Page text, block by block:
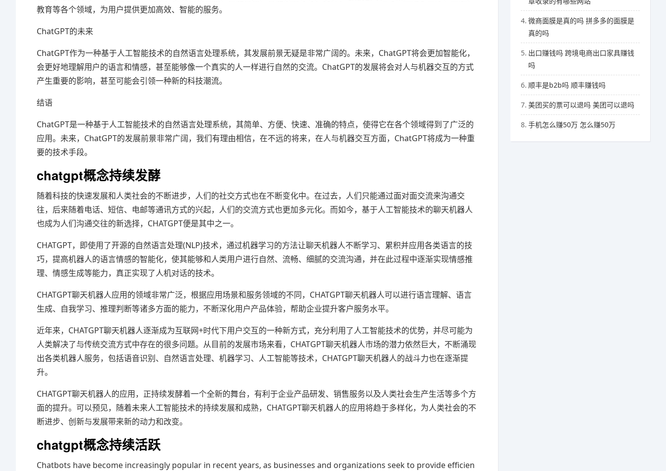
教育等各个领域，为用户提供更加高效、智能的服务。
ChatGPT的未来
ChatGPT作为一种基于人工智能技术的自然语言处理系统，其发展前景无疑是非常广阔的。未来，ChatGPT将会更加智能化，
会更好地理解用户的语言和情感，甚至能够像一个真实的人一样进行自然的交流。ChatGPT的发展将会对人与机器交互的方式
产生重要的影响，甚至可能会引领一种新的科技潮流。
结语
ChatGPT是一种基于人工智能技术的自然语言处理系统，其简单、方便、快速、准确的特点，使得它在各个领域得到了广泛的
应用。未来，ChatGPT的发展前景非常广阔，我们有理由相信，在不远的将来，在人与机器交互方面，ChatGPT将成为一种重
要的技术手段。
chatgpt概念持续发酵
随着科技的快速发展和人类社会的不断进步，人们的社交方式也在不断变化中。在过去，人们只能通过面对面交流来沟通交
往，后来随着电话、短信、电邮等通讯方式的兴起，人们的交流方式也更加多元化。而如今，基于人工智能技术的聊天机器人
也成为人们沟通交往的新选择，CHATGPT便是其中之一。
CHATGPT，即使用了开源的自然语言处理(NLP)技术，通过机器学习的方法让聊天机器人不断学习、累积并应用各类语言的技
巧，提高机器人的语言情感的智能化，使其能够和人类用户进行自然、流畅、细腻的交流沟通，并在此过程中逐渐实现情感推
理、情感生成等能力，真正实现了人机对话的技术。
CHATGPT聊天机器人应用的领域非常广泛，根据应用场景和服务领域的不同，CHATGPT聊天机器人可以进行语言理解、语言
生成、自我学习、推理判断等诸多方面的能力，不断深化用户产品体验，帮助企业提升客户服务水平。
近年来，CHATGPT聊天机器人逐渐成为互联网+时代下用户交互的一种新方式，充分利用了人工智能技术的优势，并尽可能为
人类解决了与传统交流方式中存在的很多问题。从目前的发展市场来看，CHATGPT聊天机器人市场的潜力依然巨大，不断涌现
出各类机器人服务，包括语音识别、自然语言处理、机器学习、人工智能等技术，CHATGPT聊天机器人的战斗力也在逐渐提
升。
CHATGPT聊天机器人的应用，正持续发酵着一个全新的舞台，有利于企业产品研发、销售服务以及人类社会生产生活等多个方
面的提升。可以预见，随着未来人工智能技术的持续发展和成熟，CHATGPT聊天机器人的应用将趋于多样化，为人类社会的不
断进步、创新与发展带来新的动力和改变。
chatgpt概念持续活跃
Chatbots have become increasingly popular in recent years, as businesses and organizations seek to provide efficien
4. 微商面膜是真的吗 拼多多的面膜是
真的吗
5. 出口赚钱吗 跨境电商出口家具赚钱
吗
6. 顺丰是b2b吗 顺丰赚钱吗
7. 美团买的票可以退吗 美团可以退吗
8. 手机怎么赚50万 怎么赚50万